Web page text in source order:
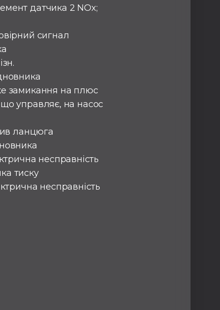
датчика 2 NOx;
сигнал
замикання на плюс
управляє, на насос
ланцюга
несправність
тиску
несправність